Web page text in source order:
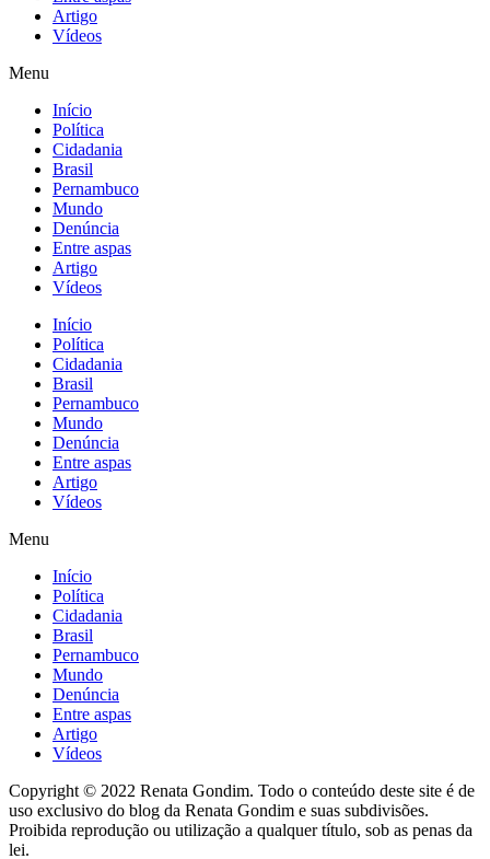
Artigo
Vídeos
Menu
Início
Política
Cidadania
Brasil
Pernambuco
Mundo
Denúncia
Entre aspas
Artigo
Vídeos
Início
Política
Cidadania
Brasil
Pernambuco
Mundo
Denúncia
Entre aspas
Artigo
Vídeos
Menu
Início
Política
Cidadania
Brasil
Pernambuco
Mundo
Denúncia
Entre aspas
Artigo
Vídeos
Copyright © 2022 Renata Gondim. Todo o conteúdo deste site é de
uso exclusivo do blog da Renata Gondim e suas subdivisões.
Proibida reprodução ou utilização a qualquer título, sob as penas da
lei.